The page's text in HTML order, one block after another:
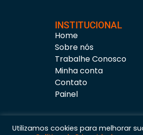
INSTITUCIONAL
Home
Sobre nós
Trabalhe Conosco
Minha conta
Contato
Painel
Utilizamos cookies para melhorar